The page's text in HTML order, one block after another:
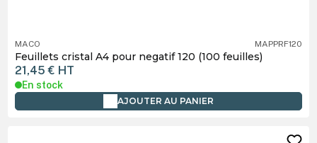
MACO MAPPRF120
Feuillets cristal A4 pour negatif 120 (100 feuilles)
21,45 € HT
En stock
AJOUTER AU PANIER